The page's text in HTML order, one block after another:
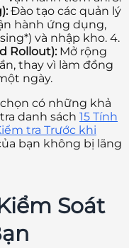
Đào tạo các quản lý
hành ứng dụng,
và nhập kho. 4.
Rollout):Mở rộng
thay vì làm đồng
ngày.
có những khả
danh sách 15 Tính
tra Trước khi
bạn không bị lãng
Soát